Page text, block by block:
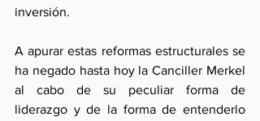
inversión.
A apurar estas reformas estructurales se
ha negado hasta hoy la Canciller Merkel
al cabo de su peculiar forma de
liderazgo y de la forma de entenderlo